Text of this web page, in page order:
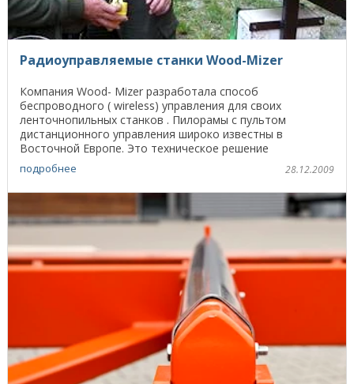
Радиоуправляемые станки Wood-Mizer
Компания Wood- Mizer разработала способ
беспроводного ( wireless) управления для своих
ленточнопильных станков . Пилорамы с пультом
дистанционного управления широко известны в
Восточной Европе. Это техническое решение
рекомендуется при многосменной ...
подробнее 28.12.2009